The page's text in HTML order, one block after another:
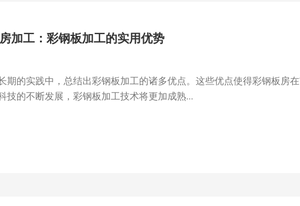
加工：彩钢板加工的实用优势
期的实践中，总结出彩钢板加工的诸多优点。这些优点使得彩钢板房
技的不断发展，彩钢板加工技术将更加成熟...